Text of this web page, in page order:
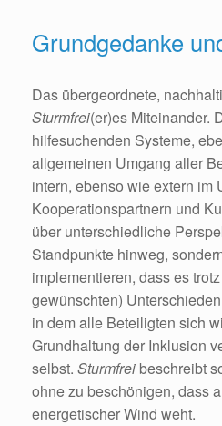
Grundgedanke
Das übergeordnete,
Sturmfrei(er)es Miteinander.
hilfesuchenden Systeme,
allgemeinen Umgang aller
intern, ebenso wie extern im
Kooperationspartnern und
über unterschiedliche
Standpunkte hinweg,
implementieren, dass es
gewünschten)
in dem alle Beteiligten sich
Grundhaltung der Inklusion
selbst. Sturmfrei beschreibt
ohne zu beschönigen, dass
energetischer Wind weht.